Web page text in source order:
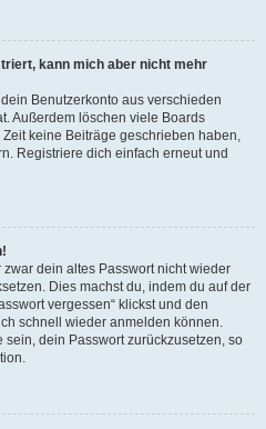
kann mich aber nicht mehr
Benutzerkonto aus verschieden
Außerdem löschen viele Boards
keine Beiträge geschrieben haben,
Registriere dich einfach erneut und
dein altes Passwort nicht wieder
Dies machst du, indem du auf der
vergessen“ klickst und den
schnell wieder anmelden können.
dein Passwort zurückzusetzen, so